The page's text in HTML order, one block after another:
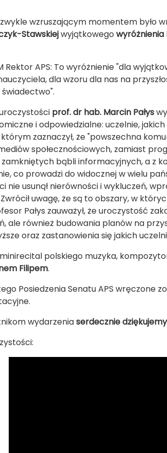
wzruszającym momentem było
Stawskiejwyjątkowego wyróżnienia
Rektor APS: To wyróżnienie "dla
dla wzoru dla nas na
prof. dr hab. Marcin Pałys
i odpowiedzialne: uczelnie, jakich
zaznaczył, że "powszechna
społecznościowych, zamiast
bąbli informacyjnych, a z
co prowadzi do widocznej w wielu
nie usunął nierówności i wykluczeń,
uwagę, że są to obszary, w
Pałys zauważył, że uroczystość
ale również budowania planów na
oraz zastanowienia się jakich
minirecital polskiego muzyka,
Filipem.
Posiedzenia Senatu APS wręczone
wydarzeniaserdecznie dziękujemy